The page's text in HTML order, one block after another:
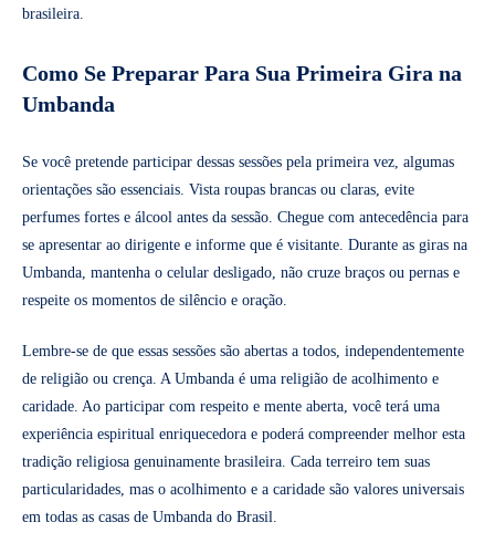
brasileira.
Como Se Preparar Para Sua Primeira Gira na
Umbanda
Se você pretende participar dessas sessões pela primeira vez, algumas
orientações são essenciais. Vista roupas brancas ou claras, evite
perfumes fortes e álcool antes da sessão. Chegue com antecedência para
se apresentar ao dirigente e informe que é visitante. Durante as giras na
Umbanda, mantenha o celular desligado, não cruze braços ou pernas e
respeite os momentos de silêncio e oração.
Lembre-se de que essas sessões são abertas a todos, independentemente
de religião ou crença. A Umbanda é uma religião de acolhimento e
caridade. Ao participar com respeito e mente aberta, você terá uma
experiência espiritual enriquecedora e poderá compreender melhor esta
tradição religiosa genuinamente brasileira. Cada terreiro tem suas
particularidades, mas o acolhimento e a caridade são valores universais
em todas as casas de Umbanda do Brasil.